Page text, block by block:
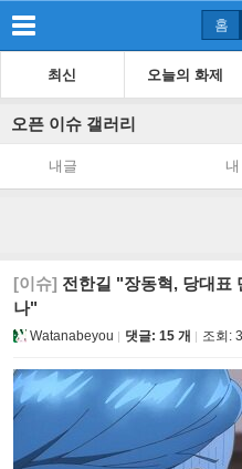
홈
최신 오늘의 화제
오픈 이슈 갤러리
내글
[이슈] 전한길 "장동혁, 당대표
나"
Watanabeyou 댓글: 15 개 조회: